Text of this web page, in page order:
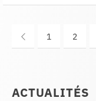
1 2
ACTUALITÉS